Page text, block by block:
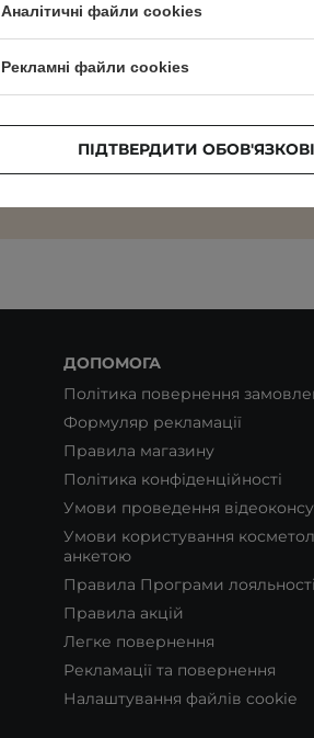
Введіть свою адресу
Я погоджуюся на
компанією Cosibella sp. z
ДОПОМОГА
Політика повернення
Формуляр рекламації
Правила магазину
Політика конфіденційності
Умови проведення
Умови користування
анкетою
Правила Програми лояльності
Правила акцій
Легке повернення
Рекламації та повернення
Налаштування файлів cookie
Аналітичні файли cookies
Рекламні файли cookies
ПІДТВЕРДИТИ ОБОВ'ЯЗКОВІ